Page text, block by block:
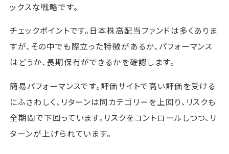
ックスな戦略です。
チェックポイントです。日本株高配当ファンドは多くありま
すが、その中でも際立った特徴があるか、パフォーマンス
はどうか、長期保有ができるかを確認します。
簡易パフォーマンスです。評価サイトで高い評価を受ける
にふさわしく、リターンは同カテゴリーを上回り、リスクも
全期間で下回っています。リスクをコントロールしつつ、リ
ターンが上げられています。